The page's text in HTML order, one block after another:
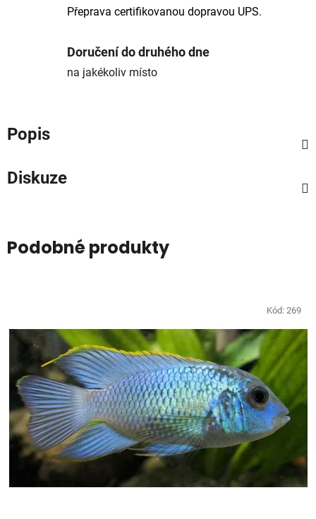
Přeprava certifikovanou dopravou UPS.
Doručení do druhého dne
na jakékoliv místo
Popis
Diskuze
Podobné produkty
Kód: 269